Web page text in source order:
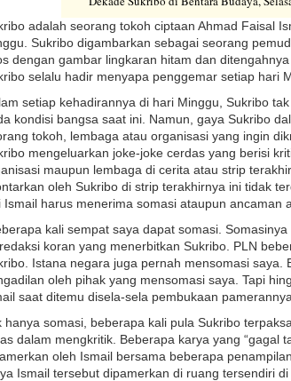
adalah seorang tokoh ciptaan Ahmad Faisal
Sukribo digambarkan sebagai seorang
dengan gambar lingkaran hitam dan
selalu hadir menyapa penggemar setiap hari
setiap kehadirannya di hari Minggu, Sukribo
kondisi bangsa saat ini. Namun, gaya Sukribo
tokoh, lembaga atau organisasi yang ingin
mengeluarkan joke-joke cerdas yang berisi
maupun lembaga di cerita atau strip
oleh Sukribo di strip terakhirnya ini tidak
Ismail harus menerima somasi ataupun ancaman
kali sempat saya dapat somasi.
koran yang menerbitkan Sukribo. PLN
Istana negara juga pernah mensomasi
oleh pihak yang mensomasi saya. Tapi
saat ditemu disela-sela pembukaan pamerannya.
hanya somasi, beberapa kali pula Sukribo
dalam mengkritik. Beberapa karya yang “gagal
oleh Ismail bersama beberapa
Ismail tersebut dipamerkan di ruang tersendiri